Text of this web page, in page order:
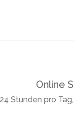
Online
24 Stunden pro